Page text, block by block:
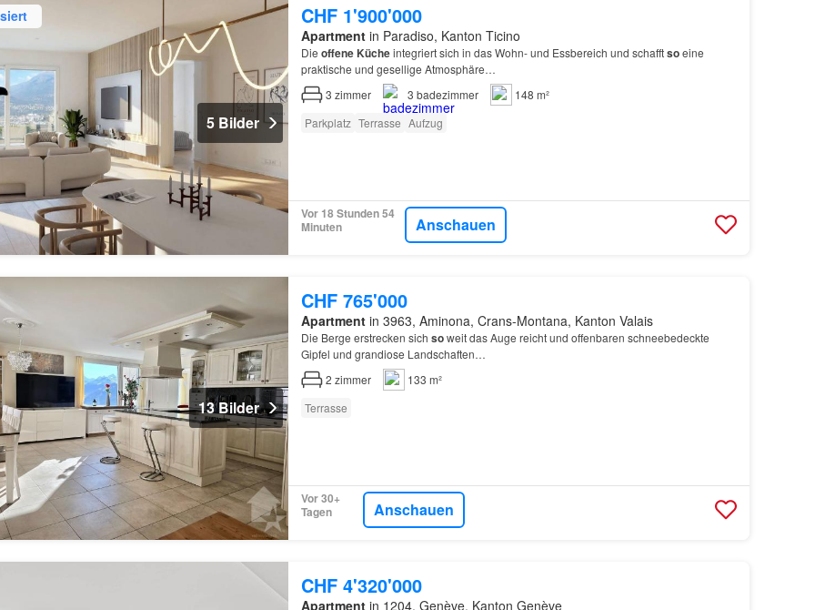
5 Bilder
CHF 1'900'000
Apartmentin Paradiso, Kanton Ticino
Die offene Kücheintegriert sich in das Wohn- und Essbereich und schafftsoeine
praktische und gesellige Atmosphäre…
3 zimmer 3 badezimmer
148 m²
Parkplatz Terrasse Aufzug
Vor 18 Stunden 54
Minuten
Anschauen
13 Bilder
CHF 765'000
Apartmentin 3963, Aminona, Crans-Montana, Kanton Valais
Die Berge erstrecken sich soweit das Auge reicht und offenbaren schneebedeckte
Gipfel und grandiose Landschaften…
2 zimmer
133 m²
Terrasse
Vor 30+
Tagen
Anschauen
CHF 4'320'000
Apartmentin 1204, Genève, Kanton Genève